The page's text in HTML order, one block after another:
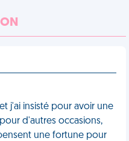
j'ai insisté pour avoir une
d'autres occasions,
une fortune pour